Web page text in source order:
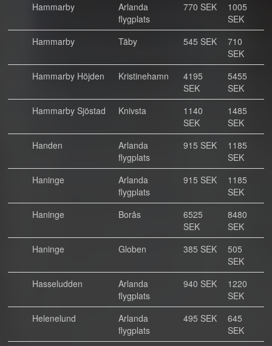
Hammarby
Arlanda
flygplats
770 SEK
1005
SEK
Hammarby
Täby 545 SEK
710
SEK
Hammarby Höjden
Kristinehamn
4195
SEK
5455
SEK
Hammarby Sjöstad
Knivsta
1140
SEK
1485
SEK
Handen
Arlanda
flygplats
915 SEK
1185
SEK
Haninge
Arlanda
flygplats
915 SEK
1185
SEK
Haninge
Borås
6525
SEK
8480
SEK
Haninge
Globen 385 SEK
505
SEK
Hasseludden
Arlanda
flygplats
940 SEK
1220
SEK
Helenelund
Arlanda
flygplats
495 SEK
645
SEK